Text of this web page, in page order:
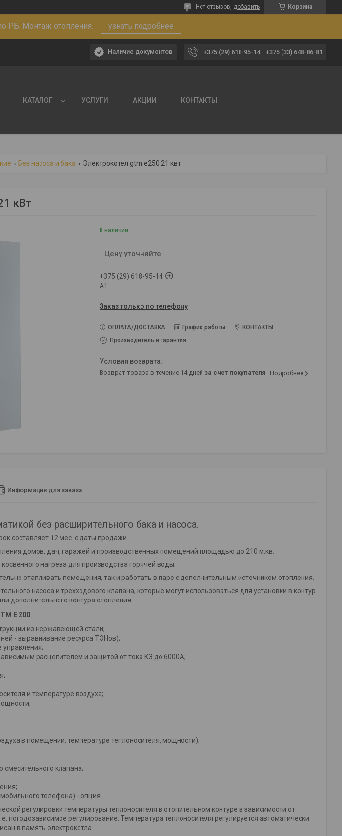
Корзина
Нет отзывов, добавить
РБ. Монтаж отопления. узнать подробнее
Наличие документов +375 (29) 618-95-14 +375 (33) 648-86-81
КАТАЛОГ УСЛУГИ АКЦИИ КОНТАКТЫ
Без насоса и бака Электрокотел gtm e250 21 квт
кВт
В наличии
Цену уточняйте
+375 (29) 618-95-14
A1
Заказ только по телефону
ОПЛАТА/ДОСТАВКА График работы
КОНТАКТЫ
Производитель и гарантия
возврат товара в течение 14 дней за счет покупателя Подробнее
Информация для заказа
без расширительного бака и насоса.
составляет 12 мес. с даты продажи.
домов, дач, гаражей и производственных помещений площадью до 210 м.кв.
нагрева для производства горячей воды.
отапливать помещения, так и работать в паре с дополнительным источником отопления.
насоса и трехходового клапана, которые могут использоваться для установки в контур
дополнительного контура отопления.
E 200
из нержавеющей стали;
- выравнивание ресурса ТЭНов);
управления;
расцепителем и защитой от тока КЗ до 6000А;
и температуре воздуха;
до 6 атм;
котла;
регулирование;
воздуха в помещении, температуре теплоносителя, мощности);
насососами;
смесительного клапана;
котлов;
обеспечения;
мобильного телефона) - опция;
регулировки температуры теплоносителя в отопительном контуре в зависимости от
погодозависимое регулирование. Температура теплоносителя регулируется автоматически
в память электрокотла.